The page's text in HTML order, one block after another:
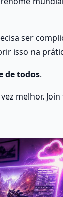
ser
isso na
de todos.
melhor.